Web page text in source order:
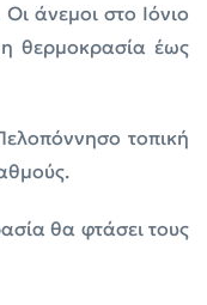
άνεμοι στο Ιόνιο
θερμοκρασία έως
τοπική
θα φτάσει τους